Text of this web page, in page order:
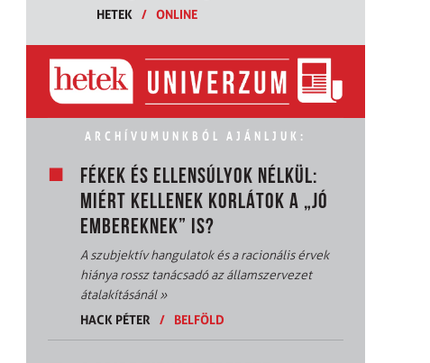
HETEK / ONLINE
ARCHÍVUMUNKBÓL AJÁNLJUK:
FÉKEK ÉS ELLENSÚLYOK NÉLKÜL:
MIÉRT KELLENEK KORLÁTOK A „JÓ
EMBEREKNEK” IS?
A szubjektív hangulatok és a racionális érvek
hiánya rossz tanácsadó az államszervezet
átalakításánál»
HACK PÉTER
/ BELFÖLD